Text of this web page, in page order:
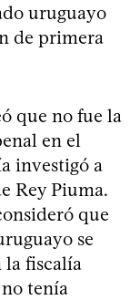
uruguayo
de primera
que no fue la
en el
investigó a
Rey Piuma.
que
se
la fiscalía
tenía